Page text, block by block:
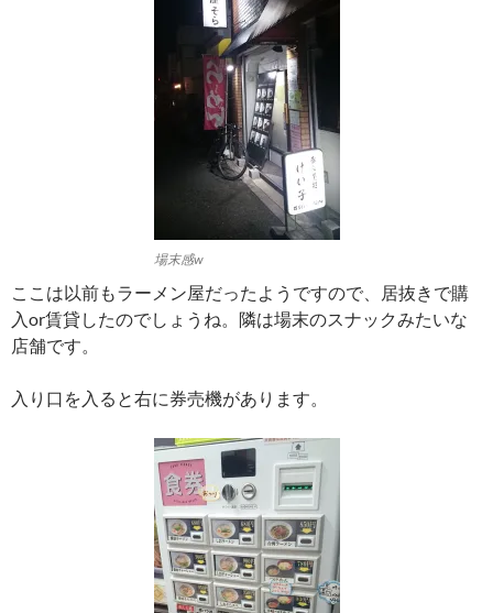
場末感w
ここは以前もラーメン屋だったようですので、居抜きで購
入or賃貸したのでしょうね。隣は場末のスナックみたいな
店舗です。
入り口を入ると右に券売機があります。